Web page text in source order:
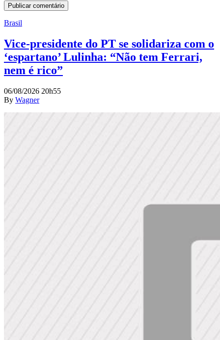
Brasil
Vice-presidente do PT se solidariza com o
‘espartano’ Lulinha: “Não tem Ferrari,
nem é rico”
06/08/2026 20h55
By Wagner